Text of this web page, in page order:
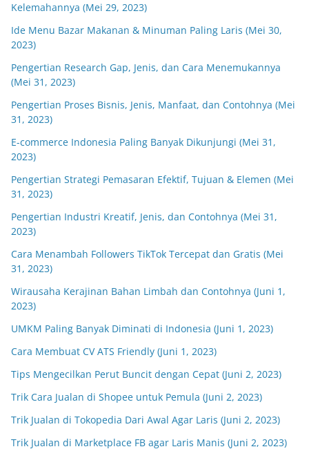
Kelemahannya (Mei 29, 2023)
Ide Menu Bazar Makanan & Minuman Paling Laris (Mei 30,
2023)
Pengertian Research Gap, Jenis, dan Cara Menemukannya
(Mei 31, 2023)
Pengertian Proses Bisnis, Jenis, Manfaat, dan Contohnya (Mei
31, 2023)
E-commerce Indonesia Paling Banyak Dikunjungi (Mei 31,
2023)
Pengertian Strategi Pemasaran Efektif, Tujuan & Elemen (Mei
31, 2023)
Pengertian Industri Kreatif, Jenis, dan Contohnya (Mei 31,
2023)
Cara Menambah Followers TikTok Tercepat dan Gratis (Mei
31, 2023)
Wirausaha Kerajinan Bahan Limbah dan Contohnya (Juni 1,
2023)
UMKM Paling Banyak Diminati di Indonesia (Juni 1, 2023)
Cara Membuat CV ATS Friendly (Juni 1, 2023)
Tips Mengecilkan Perut Buncit dengan Cepat (Juni 2, 2023)
Trik Cara Jualan di Shopee untuk Pemula (Juni 2, 2023)
Trik Jualan di Tokopedia Dari Awal Agar Laris (Juni 2, 2023)
Trik Jualan di Marketplace FB agar Laris Manis (Juni 2, 2023)